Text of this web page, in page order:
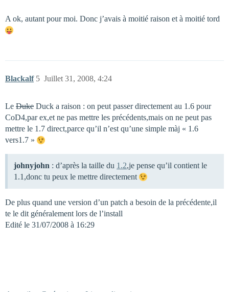
A ok, autant pour moi. Donc j’avais à moitié raison et à moitié tord
Blackalf Juillet 31, 2008, 4:24
5
Le Duke Duck a raison : on peut passer directement au 1.6 pour
CoD4,par ex,et ne pas mettre les précédents,mais on ne peut pas
mettre le 1.7 direct,parce qu’il n’est qu’une simple màj « 1.6
vers1.7 »
johnyjohn : d’après la taille du 1.2,je pense qu’il contient le
1.1,donc tu peux le mettre directement
De plus quand une version d’un patch a besoin de la précédente,il
te le dit généralement lors de l’install
Edité le 31/07/2008 à 16:29